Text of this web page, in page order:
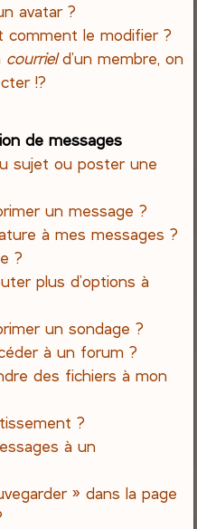
avatar ?
comment le modifier ?
courrield’un membre, on
!?
de messages
sujet ou poster une
un message ?
à mes messages ?
?
plus d’options à
un sondage ?
à un forum ?
des fichiers à mon
?
à un
» dans la page